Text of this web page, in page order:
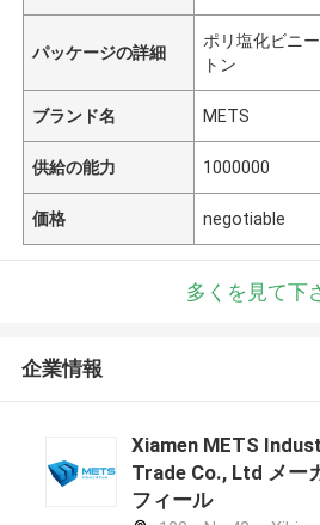
パッケージの詳細
ポリ塩化ビニ
トン
ブランド名 METS
供給の能力 1000000
価格 negotiable
多くを見て下
企業情報
Xiamen METS
Trade Co., Ltd メー
フィール